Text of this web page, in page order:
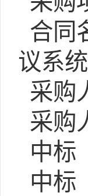
合同
议系
采购
采购
中标
中标